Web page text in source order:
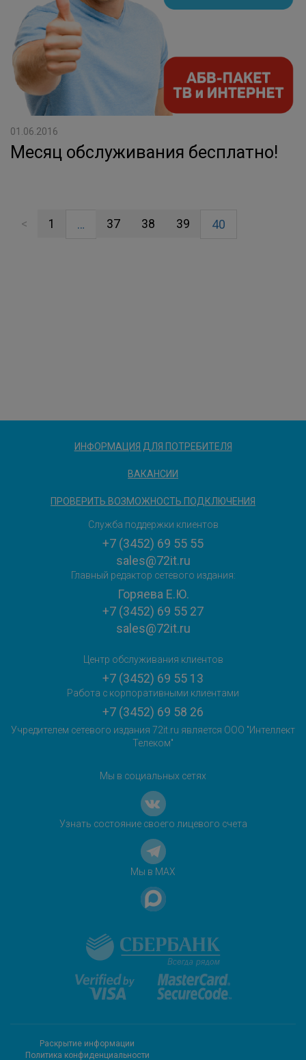
01.06.2016
Месяц обслуживания бесплатно!
< 1 … 37 38 39 40
ИНФОРМАЦИЯ ДЛЯ ПОТРЕБИТЕЛЯ
ВАКАНСИИ
ПРОВЕРИТЬ ВОЗМОЖНОСТЬ ПОДКЛЮЧЕНИЯ
Служба поддержки клиентов
+7 (3452) 69 55 55
sales@72it.ru
Главный редактор сетевого издания:
Горяева Е.Ю.
+7 (3452) 69 55 27
sales@72it.ru
Центр обслуживания клиентов
+7 (3452) 69 55 13
Работа с корпоративными клиентами
+7 (3452) 69 58 26
Учредителем сетевого издания 72it.ru является ООО "Интеллект
Телеком"
Мы в социальных сетях
Узнать состояние своего лицевого счета
Мы в MAX
Раскрытие информации
Политика конфиденциальности